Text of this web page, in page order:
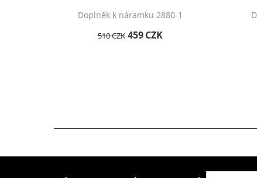
Doplněk k náramku 2880-1
510CZK 459 CZK